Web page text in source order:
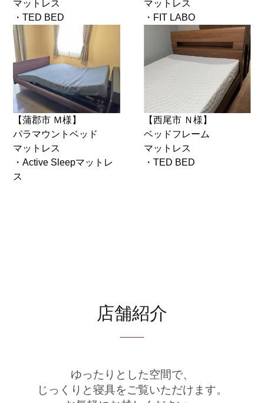
マットレス
・TED BED
マットレス
・FIT LABO
【蒲郡市 Ｍ様】
パラマウントベッド
マットレス
・Active Sleepマットレ
ス
【西尾市 Ｎ様】
ベッドフレーム
マットレス
・TED BED
店舗紹介
ゆったりとした空間で、
じっくりと寝具をご覧いただけます。